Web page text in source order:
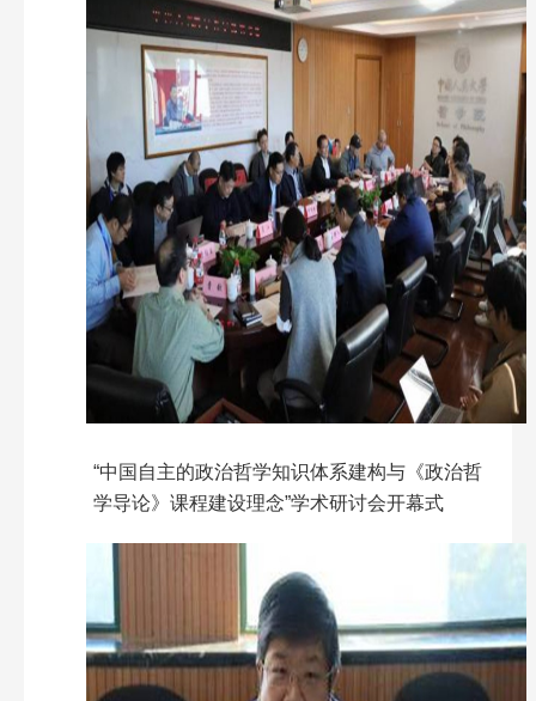
“中国自主的政治哲学知识体系建构与《政治哲
学导论》课程建设理念”学术研讨会开幕式